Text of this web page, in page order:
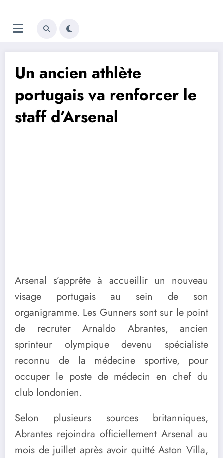
au
contenu
Trivela
L'actualité du football
Un ancien athlète
portugais va renforcer le
staff d’Arsenal
Arsenal s’apprête à accueillir un nouveau
visage portugais au sein de son
organigramme. Les Gunners sont sur le point
de recruter Arnaldo Abrantes, ancien
sprinteur olympique devenu spécialiste
reconnu de la médecine sportive, pour
occuper le poste de médecin en chef du
club londonien.
Selon plusieurs sources britanniques,
Abrantes rejoindra officiellement Arsenal au
mois de juillet après avoir quitté Aston Villa,